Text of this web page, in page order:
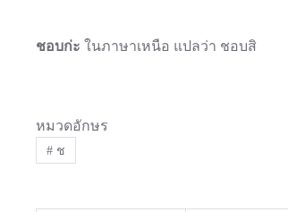
ชอบก่ะ ในภาษาเหนือ แปลว่า ชอบสิ
หมวดอักษร
#ช